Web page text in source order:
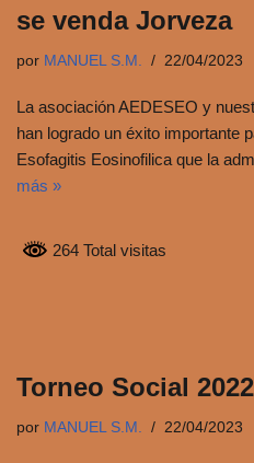
se venda Jorveza
por MANUEL S.M. 22/04/2023
La asociación AEDESEO y
han logrado un éxito importante
Esofagitis Eosinofilica que la
más »
264 Total visitas
Torneo Social 2022
por MANUEL S.M. 22/04/2023